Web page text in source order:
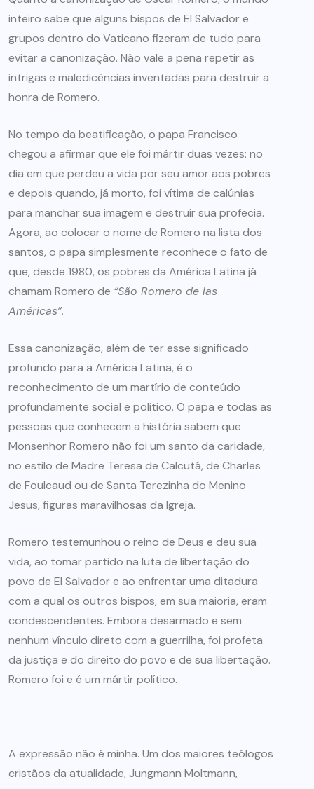
inteiro sabe que alguns bispos de El Salvador e
grupos dentro do Vaticano fizeram de tudo para
evitar a canonização. Não vale a pena repetir as
intrigas e maledicências inventadas para destruir a
honra de Romero.
No tempo da beatificação, o papa Francisco
chegou a afirmar que ele foi mártir duas vezes: no
dia em que perdeu a vida por seu amor aos pobres
e depois quando, já morto, foi vítima de calúnias
para manchar sua imagem e destruir sua profecia.
Agora, ao colocar o nome de Romero na lista dos
santos, o papa simplesmente reconhece o fato de
que, desde 1980, os pobres da América Latina já
chamam Romero de “São Romero de las
Américas”.
Essa canonização, além de ter esse significado
profundo para a América Latina, é o
reconhecimento de um martírio de conteúdo
profundamente social e político. O papa e todas as
pessoas que conhecem a história sabem que
Monsenhor Romero não foi um santo da caridade,
no estilo de Madre Teresa de Calcutá, de Charles
de Foulcaud ou de Santa Terezinha do Menino
Jesus, figuras maravilhosas da Igreja.
Romero testemunhou o reino de Deus e deu sua
vida, ao tomar partido na luta de libertação do
povo de El Salvador e ao enfrentar uma ditadura
com a qual os outros bispos, em sua maioria, eram
condescendentes. Embora desarmado e sem
nenhum vínculo direto com a guerrilha, foi profeta
da justiça e do direito do povo e de sua libertação.
Romero foi e é um mártir político.
A expressão não é minha. Um dos maiores teólogos
cristãos da atualidade, Jungmann Moltmann,